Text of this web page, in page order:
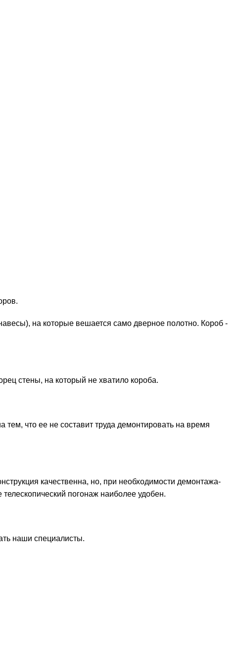
и доборов.
на которые вешается само дверное полотно. Короб -
стены, на который не хватило короба.
тем, что ее не составит труда демонтировать на время
качественна, но, при необходимости демонтажа-
погонаж наиболее удобен.
наши специалисты.